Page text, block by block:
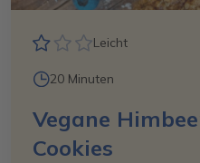
Leicht
20 Minuten
Vegane
Cookies